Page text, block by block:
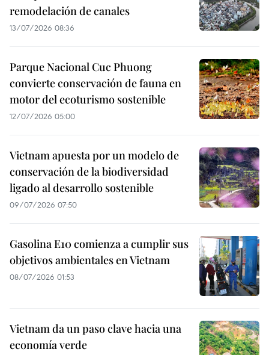
remodelación de canales
13/07/2026 08:36
Parque Nacional Cuc Phuong
convierte conservación de fauna en
motor del ecoturismo sostenible
12/07/2026 05:00
Vietnam apuesta por un modelo de
conservación de la biodiversidad
ligado al desarrollo sostenible
09/07/2026 07:50
Gasolina E10 comienza a cumplir sus
objetivos ambientales en Vietnam
08/07/2026 01:53
Vietnam da un paso clave hacia una
economía verde